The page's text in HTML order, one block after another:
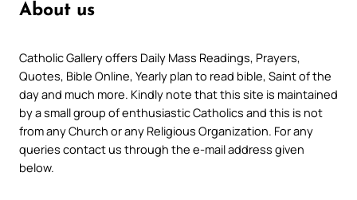
About us
Catholic Gallery offers Daily Mass Readings, Prayers,
Quotes, Bible Online, Yearly plan to read bible, Saint of the
day and much more. Kindly note that this site is maintained
by a small group of enthusiastic Catholics and this is not
from any Church or any Religious Organization. For any
queries contact us through the e-mail address given
below.